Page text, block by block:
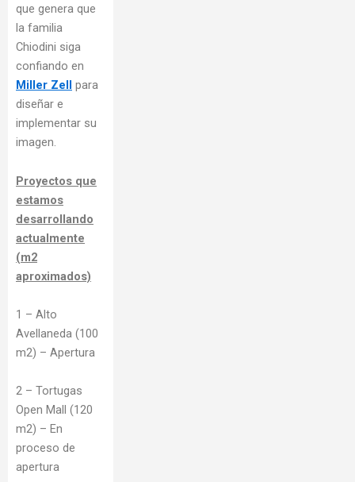
que genera que
la familia
Chiodini siga
confiando en
Miller Zell para
diseñar e
implementar su
imagen.
Proyectos que
estamos
desarrollando
actualmente
(m2
aproximados)
1 – Alto
Avellaneda (100
m2) – Apertura
2 – Tortugas
Open Mall (120
m2) – En
proceso de
apertura